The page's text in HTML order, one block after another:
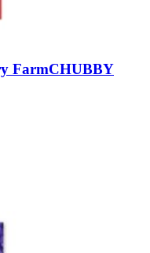
FarmCHUBBY